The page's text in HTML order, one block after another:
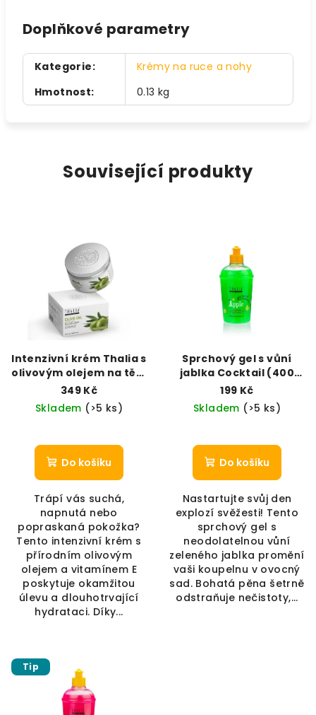
Doplňkové parametry
Kategorie:
Krémy na ruce a nohy
Hmotnost: 0.13 kg
Související produkty
Intenzivní krém Thalia s
olivovým olejem na tělo
i obličej (250 ml)
349 Kč
Skladem (>5 ks)
Do košíku
Trápí vás suchá,
napnutá nebo
popraskaná pokožka?
Tento intenzivní krém s
přírodním olivovým
olejem a vitamínem E
poskytuje okamžitou
úlevu a dlouhotrvající
hydrataci. Díky...
Sprchový gel s vůní
jablka Cocktail (400
ml)
199 Kč
Skladem (>5 ks)
Do košíku
Nastartujte svůj den
explozí svěžesti! Tento
sprchový gel s
neodolatelnou vůní
zeleného jablka promění
vaši koupelnu v ovocný
sad. Bohatá pěna šetrně
odstraňuje nečistoty,...
Tip